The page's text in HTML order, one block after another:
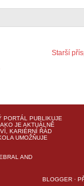
Starší
PORTÁL PUBLIKUJE
JE AKTUÁLNĚ
KARIÉRNÍ ŘÁD
UMOŽŇUJE
AND
BLOGGER ·